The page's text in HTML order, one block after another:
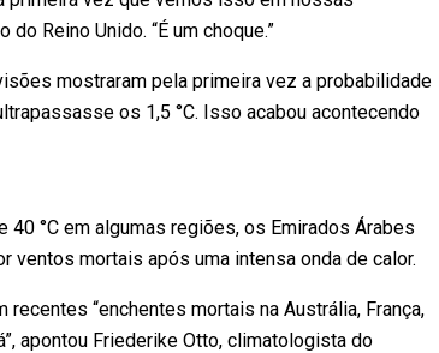
Reino Unido. “É um choque.”
mostraram pela primeira vez a probabilidade
os 1,5 °C. Isso acabou acontecendo
40 °C em algumas regiões, os Emirados Árabes
ventos mortais após uma intensa onda de calor.
“enchentes mortais na Austrália, França,
apontou Friederike Otto, climatologista do